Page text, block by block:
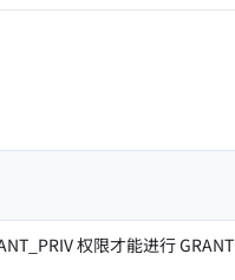
权限才能进行 GRANT